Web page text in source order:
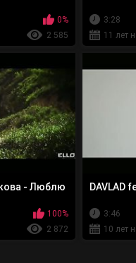
0%
2 585
3:28
11 лет
- Люблю
100%
2 872
DAVLAD
3:46
10 лет